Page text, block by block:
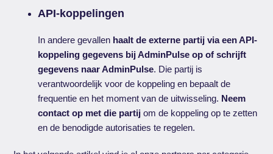
API-koppelingen
In andere gevallen haalt de externe partij via een API-
koppeling gegevens bij AdminPulse op of schrijft
gegevens naar AdminPulse. Die partij is
verantwoordelijk voor de koppeling en bepaalt de
frequentie en het moment van de uitwisseling. Neem
contact op met die partij om de koppeling op te zetten
en de benodigde autorisaties te regelen.